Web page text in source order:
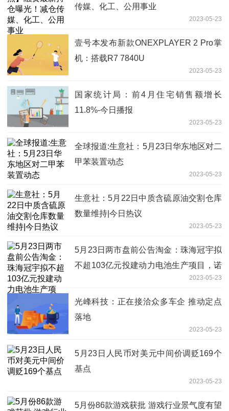
传媒、化工、公用事业
2023-05-23
壹号本发布新款ONEXPLAYER 2 Pro掌
机：搭载R7 7840U
2023-05-23
国家统计局：前4月住宅销售额增长
11.8%-今日播报
2023-05-23
全球报道:生意社：5月23日华东地区对二
甲苯装置动态
2023-05-23
生意社：5月22日中质含硫原油交割仓库
数量维持|今日热议
2023-05-23
5月23日两市盘前公告淘金：珠海冠宇拟
不超103亿元投建动力电池生产项目，诺
泰生物与客户签订1.02亿美元合同2023-05-23
光峰科技：正在接洽众多车企 推动定点
落地
2023-05-23
5月23日人民币对美元中间价调贬169个
基点
2023-05-23
5月份86款游戏获批 游戏行业景气度有望